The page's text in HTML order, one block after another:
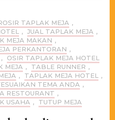
TAPLAK MEJA ,
, JUAL TAPLAK MEJA ,
MEJA MAKAN ,
PERKANTORAN ,
,
OSIR TAPLAK MEJA HOTEL
MEJA , TABLE RUNNER ,
, TAPLAK MEJA HOTEL ,
TEMA ANDA ,
RESTOURANT ,
USAHA , TUTUP MEJA